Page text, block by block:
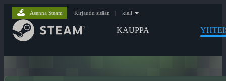
KAUPPA
Asenna Steam Kirjaudu sisään | kieli